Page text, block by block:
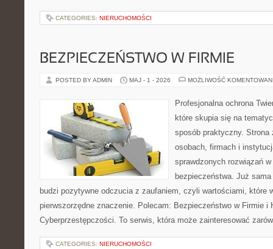
CATEGORIES: NIERUCHOMOŚCI
BEZPIECZEŃSTWO W FIRMIE
POSTED BY ADMIN MAJ - 1 - 2026 MOŻLIWOŚĆ
Profesjonalna ochrona
które skupia się na
sposób praktyczny. Strona
osobach, firmach i
sprawdzonych rozwiązań
bezpieczeństwa. Już
budzi pozytywne odczucia z zaufaniem, czyli wartościami, które
pierwszorzędne znaczenie. Polecam: Bezpieczeństwo w Firmie i
Cyberprzestępczości. To serwis, która może zainteresować
CATEGORIES: NIERUCHOMOŚCI